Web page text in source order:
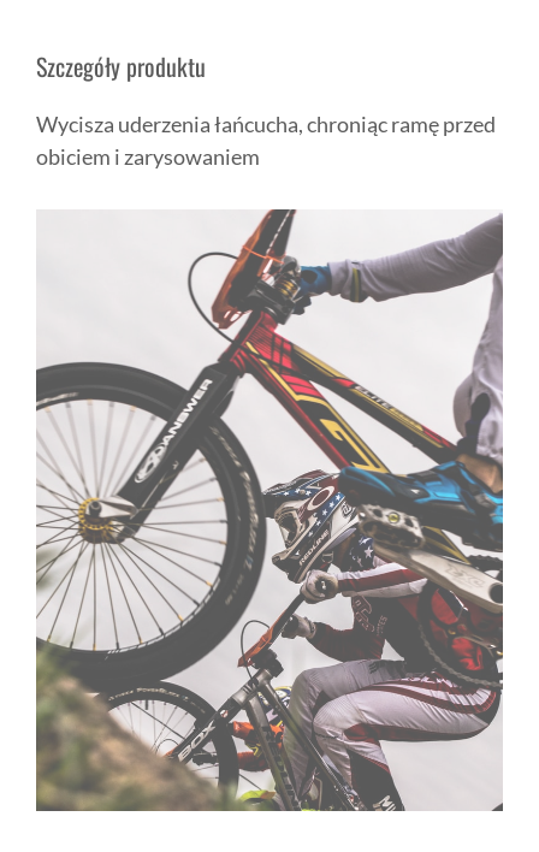
Szczegóły produktu
Wycisza uderzenia łańcucha, chroniąc ramę przed
obiciem i zarysowaniem